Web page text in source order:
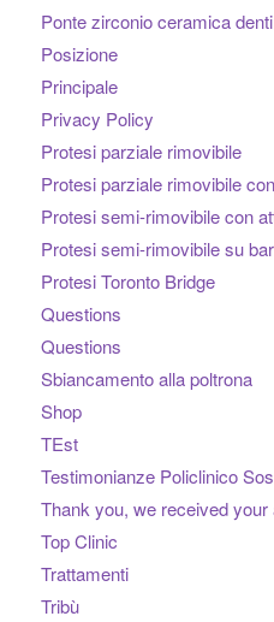
Ponte zirconio ceramica
Posizione
Principale
Privacy Policy
Protesi parziale rimovibile
Protesi parziale rimovibile
Protesi semi-rimovibile con
Protesi semi-rimovibile su
Protesi Toronto Bridge
Questions
Questions
Sbiancamento alla poltrona
Shop
TEst
Testimonianze Policlinico
Thank you, we received your
Top Clinic
Trattamenti
Tribù